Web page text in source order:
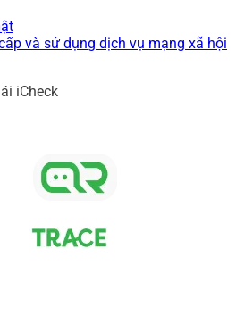
và sử dụng dịch vụ mạng xã hội
iCheck